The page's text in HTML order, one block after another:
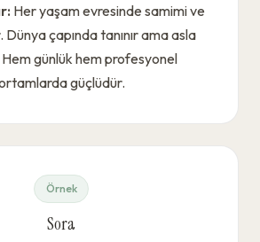
Her yaşam evresinde samimi ve
Dünya çapında tanınır ama asla
günlük hem profesyonel
güçlüdür.
Örnek
Sora